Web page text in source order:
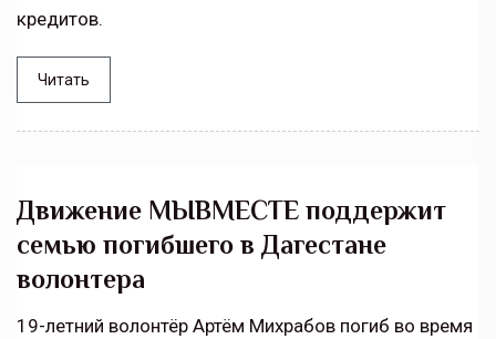
кредитов.
Читать
Движение МЫВМЕСТЕ поддержит
семью погибшего в Дагестане
волонтера
19-летний волонтёр Артём Михрабов погиб во время